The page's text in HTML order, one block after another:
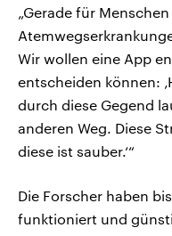
„Gerade für
Wir wollen eine App
entscheiden können:
durch diese Gegend
anderen Weg. Diese
diese ist sauber.‘“
Die Forscher haben
funktioniert und